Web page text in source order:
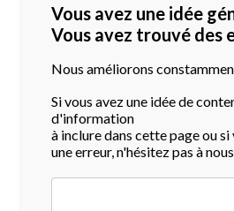
Vous avez une idée
Vous avez trouvé des
Nous améliorons
Si vous avez une idée de
d'information
à inclure dans cette page ou
une erreur, n'hésitez pas à